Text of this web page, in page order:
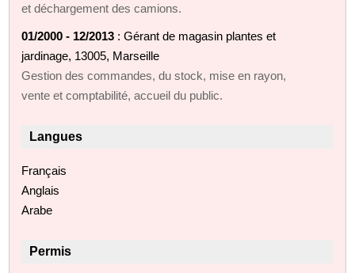
et déchargement des camions.
01/2000 - 12/2013 : Gérant de magasin plantes et
jardinage, 13005, Marseille
Gestion des commandes, du stock, mise en rayon,
vente et comptabilité, accueil du public.
Langues
Français
Anglais
Arabe
Permis